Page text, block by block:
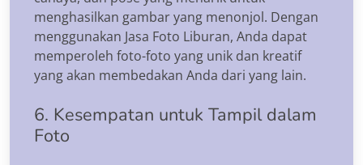
menghasilkan gambar yang menonjol. Dengan
menggunakan Jasa Foto Liburan, Anda dapat
memperoleh foto-foto yang unik dan kreatif
yang akan membedakan Anda dari yang lain.
6. Kesempatan untuk Tampil dalam
Foto